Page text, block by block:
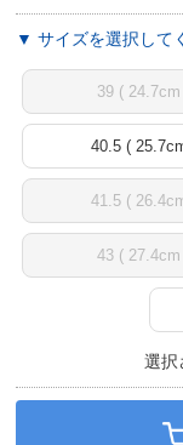
▼ サイズを選択して
39 (
40.5 (
41.5 (
43 (
選択